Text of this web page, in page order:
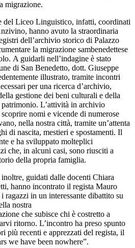
migrazione.
del Liceo Linguistico, infatti, coordinati
hanno avuto la straordinaria
dell’archivio storico di Palazzo
la migrazione sambenedettese
A guidarli nell’indagine è stato
di San Benedetto, dott. Giuseppe
illustrato, tramite incontri
per una ricerca d’archivio,
gestione dei beni culturali e della
L’attività in archivio
nomi e vicende di numerose
nella nostra città, tramite un’attenta
di nascita, mestieri e spostamenti. Il
e ha sviluppato molteplici
che, in alcuni casi, sono riusciti a
della propria famiglia.
guidati dalle docenti Chiara
hanno incontrato il regista Mauro
ragazzi in un interessante dibattito su
nostra
che subisce chi è costretto a
ritorno. L’incontro ha preso spunto
più recenti e apprezzati del regista, il
we have been nowhere”.